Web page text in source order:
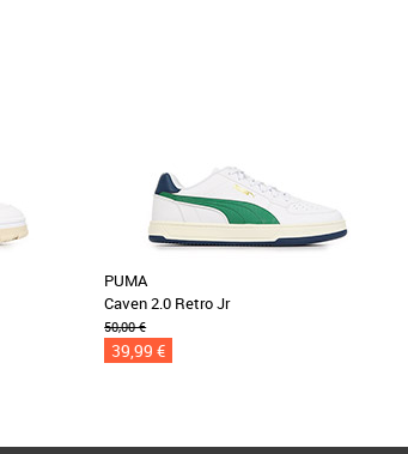
PUMA
Caven 2.0 Retro Jr
50,00 €
39,99 €